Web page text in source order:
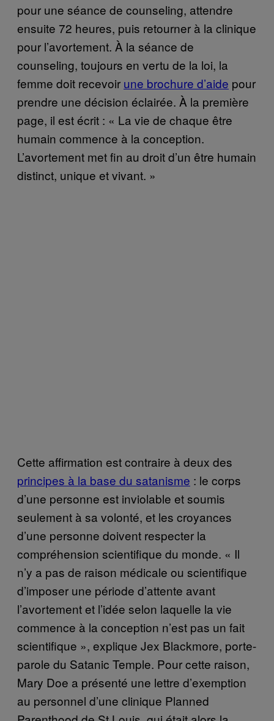
pour une séance de counseling, attendre
ensuite 72 heures, puis retourner à la clinique
pour l’avortement. À la séance de
counseling, toujours en vertu de la loi, la
femme doit recevoir une brochure d’aide pour
prendre une décision éclairée. À la première
page, il est écrit : « La vie de chaque être
humain commence à la conception.
L’avortement met fin au droit d’un être humain
distinct, unique et vivant. »
Cette affirmation est contraire à deux des
principes à la base du satanisme : le corps
d’une personne est inviolable et soumis
seulement à sa volonté, et les croyances
d’une personne doivent respecter la
compréhension scientifique du monde. « Il
n’y a pas de raison médicale ou scientifique
d’imposer une période d’attente avant
l’avortement et l’idée selon laquelle la vie
commence à la conception n’est pas un fait
scientifique », explique Jex Blackmore, porte-
parole du Satanic Temple. Pour cette raison,
Mary Doe a présenté une lettre d’exemption
au personnel d’une clinique Planned